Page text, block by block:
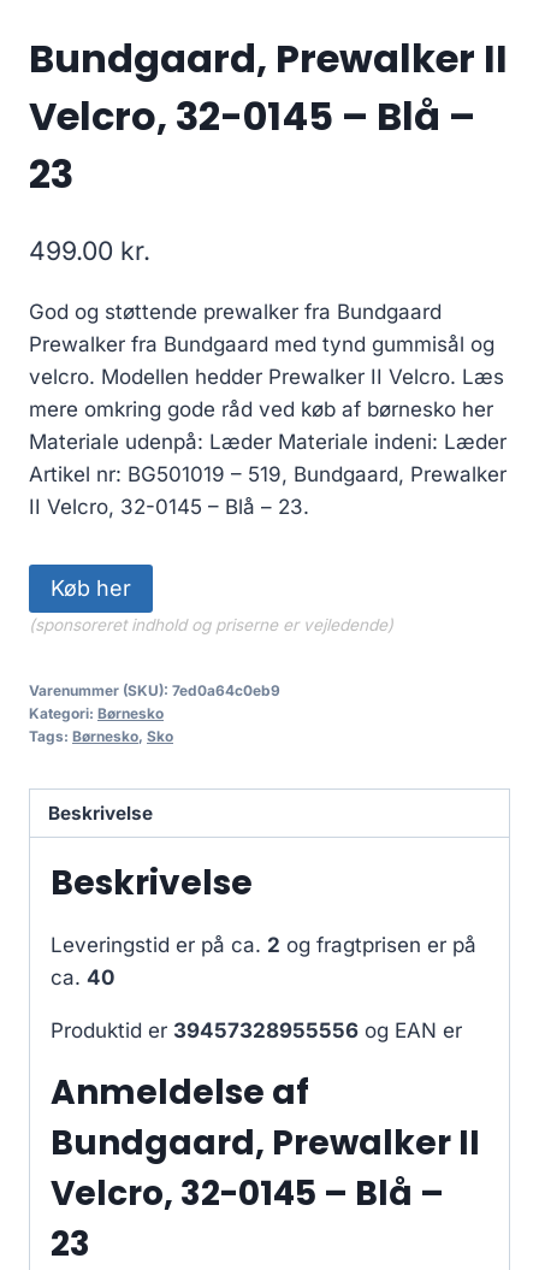
Bundgaard, Prewalker II
Velcro, 32-0145 – Blå –
23
499.00 kr.
God og støttende prewalker fra Bundgaard
Prewalker fra Bundgaard med tynd gummisål og
velcro. Modellen hedder Prewalker II Velcro. Læs
mere omkring gode råd ved køb af børnesko her
Materiale udenpå: Læder Materiale indeni: Læder
Artikel nr: BG501019 – 519, Bundgaard, Prewalker
II Velcro, 32-0145 – Blå – 23.
Køb her
(sponsoreret indhold og priserne er vejledende)
Varenummer (SKU): 7ed0a64c0eb9
Kategori: Børnesko
Tags: Børnesko, Sko
Beskrivelse
Beskrivelse
Leveringstid er på ca. 2 og fragtprisen er på
ca. 40
Produktid er 39457328955556 og EAN er
Anmeldelse af
Bundgaard, Prewalker II
Velcro, 32-0145 – Blå –
23